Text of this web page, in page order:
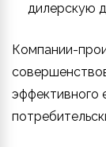
дилерскую
Компании-
эффективного